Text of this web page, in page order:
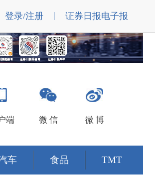
登录/注册 | 证券日报电子报
端 微 信 微 博
车 食品 TMT